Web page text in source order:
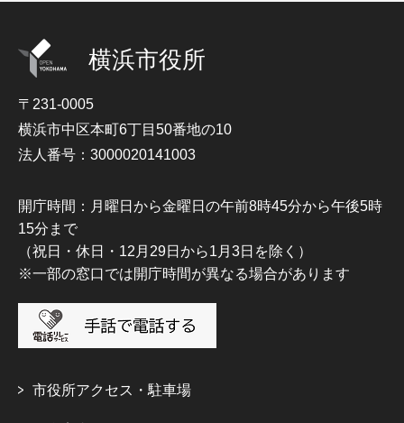
横浜市役所
〒231-0005
横浜市中区本町6丁目50番地の10
法人番号：3000020141003
開庁時間：月曜日から金曜日の午前8時45分から午後5時
15分まで
（祝日・休日・12月29日から1月3日を除く）
※一部の窓口では開庁時間が異なる場合があります
市役所アクセス・駐車場